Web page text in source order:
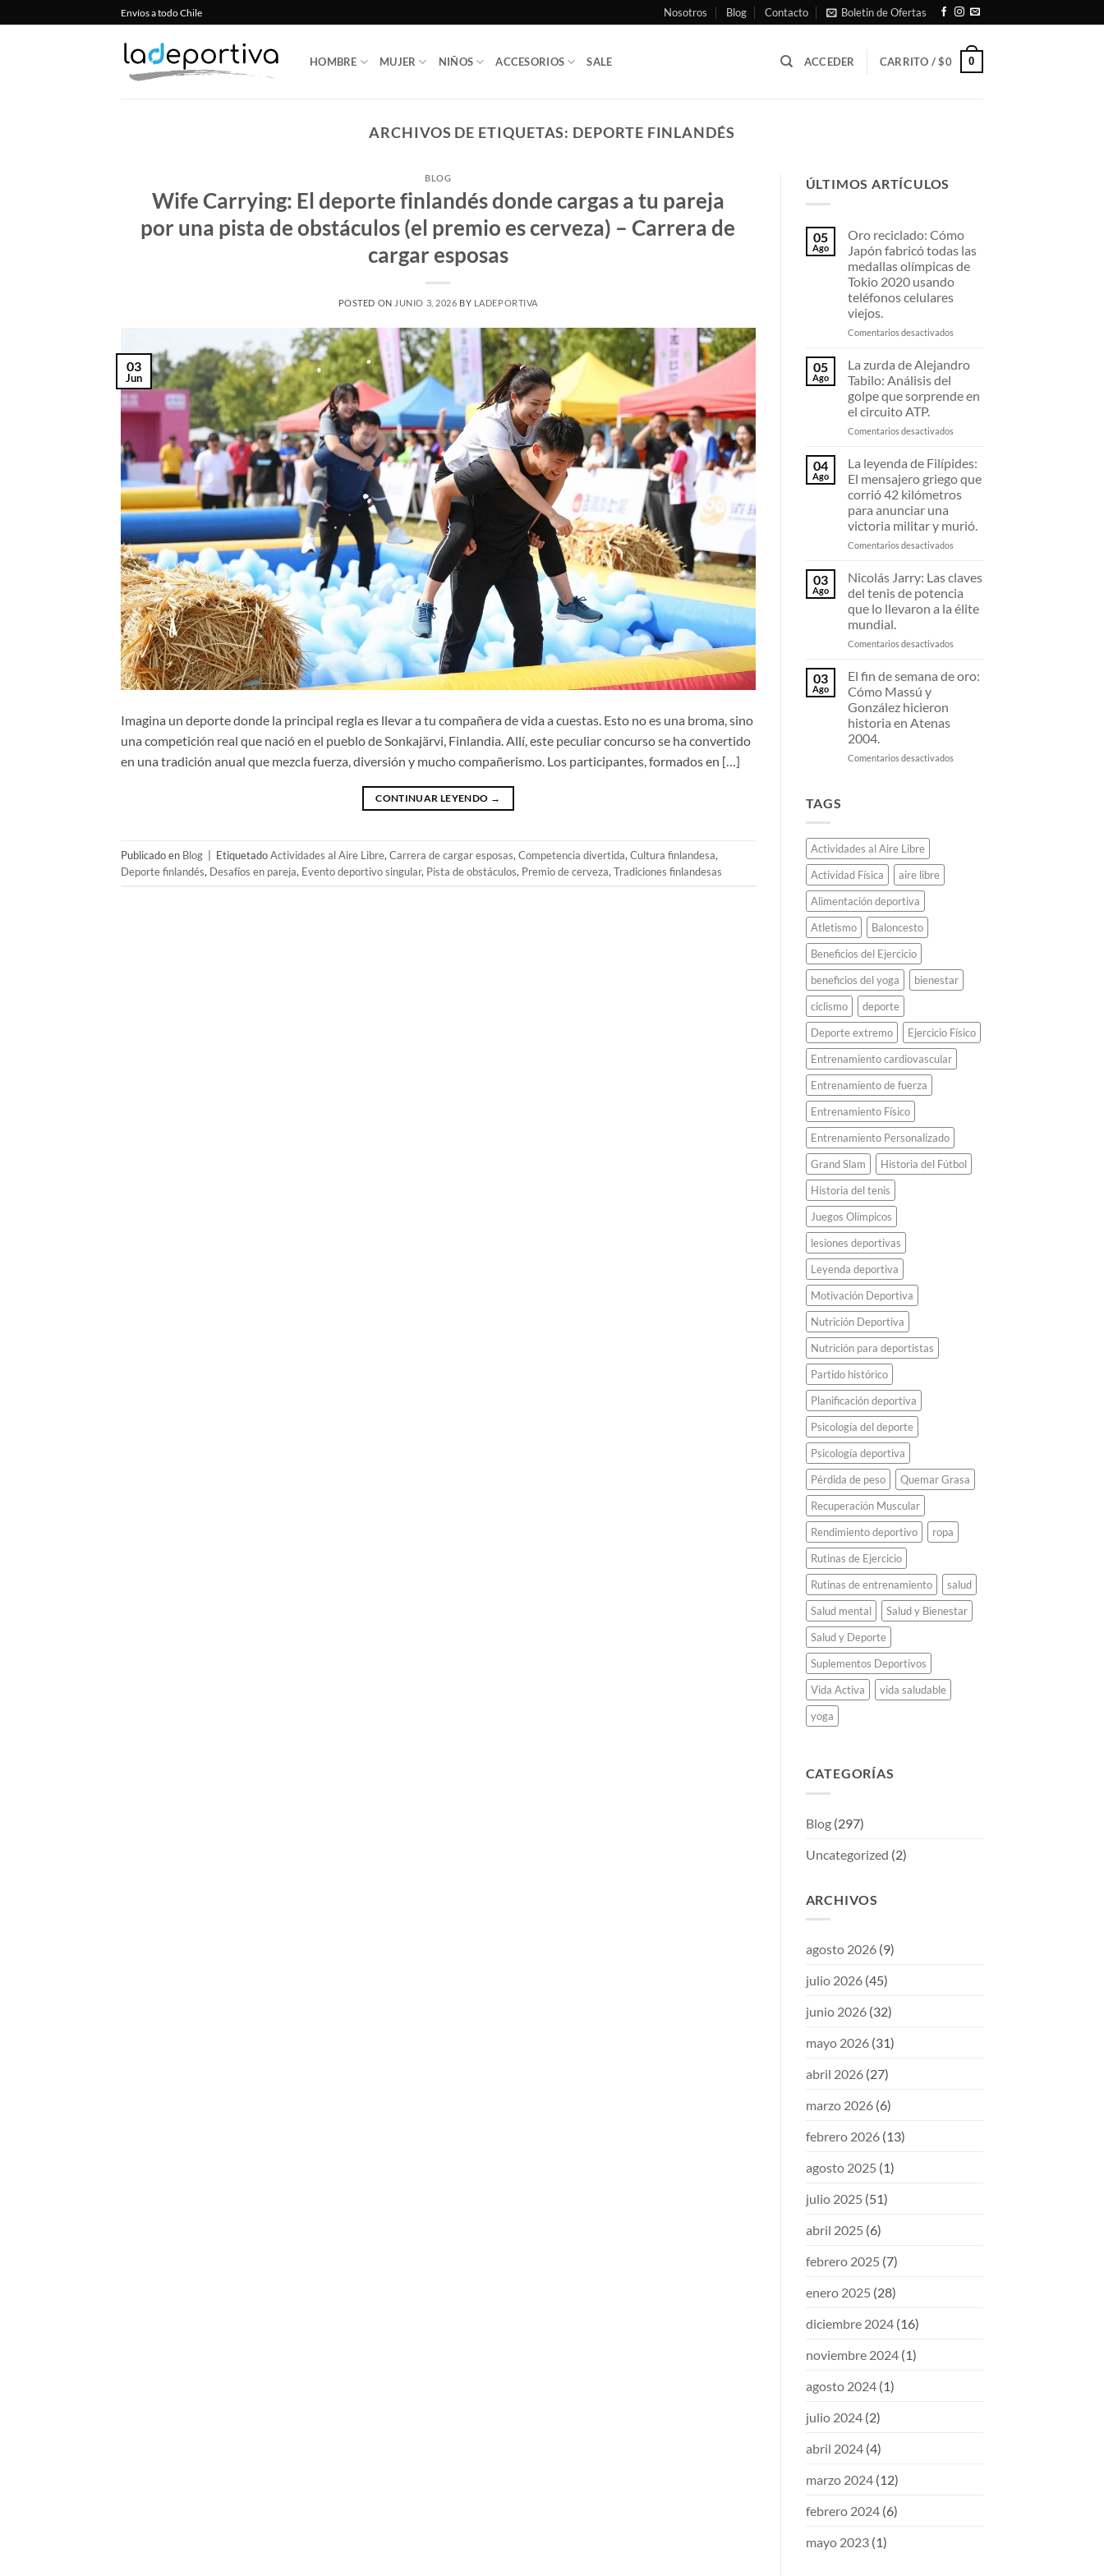
al
Envíos a todo Chile Nosotros Blog Contacto Boletin de Ofertas
HOMBRE MUJER NIÑOS ACCESORIOS SALE ACCEDER CARRITO /$0 0
ARCHIVOS DE ETIQUETAS: DEPORTE FINLANDÉS
BLOG
Wife Carrying: El deporte finlandés donde cargas a tu pareja
por una pista de obstáculos (el premio es cerveza) – Carrera de
cargar esposas
POSTED ON JUNIO 3, 2026 BY LADEPORTIVA
03
Jun
Imagina un deporte donde la principal regla es llevar a tu compañera de vida a cuestas. Esto no es una broma, sino
una competición real que nació en el pueblo de Sonkajärvi, Finlandia. Allí, este peculiar concurso se ha convertido
en una tradición anual que mezcla fuerza, diversión y mucho compañerismo. Los participantes, formados en […]
CONTINUAR LEYENDO →
Publicado en Blog | EtiquetadoActividades al Aire Libre, Carrera de cargar esposas, Competencia divertida, Cultura finlandesa,
Deporte finlandés, Desafíos en pareja, Evento deportivo singular, Pista de obstáculos, Premio de cerveza, Tradiciones finlandesas
ÚLTIMOS ARTÍCULOS
05
Ago
Oro reciclado: Cómo
Japón fabricó todas las
medallas olímpicas de
Tokio 2020 usando
teléfonos celulares
viejos.
Comentarios desactivadosen
reciclado:
Cómo
fabricó
las
olímpicas
de
Tokio
2020
teléfonos
05
Ago
La zurda de Alejandro
Tabilo: Análisis del
golpe que sorprende en
el circuito ATP.
Comentarios desactivadosen
zurda
de
Alejandro
Tabilo:
del
golpe
en
el
circuito
04
Ago
La leyenda de Filípides:
El mensajero griego que
corrió 42 kilómetros
para anunciar una
victoria militar y murió.
Comentarios desactivadosen
leyenda
de
Filípides:
El
griego
42
03
Ago
Nicolás Jarry: Las claves
del tenis de potencia
que lo llevaron a la élite
mundial.
Comentarios desactivadosen
Las
potencia
03
Ago
El fin de semana de oro:
Cómo Massú y
González hicieron
historia en Atenas
2004.
Comentarios desactivadosen
TAGS
Actividades al Aire Libre
Actividad Física
aire libre
Alimentación deportiva
Atletismo
Baloncesto
Beneficios del Ejercicio
beneficios del yoga
bienestar
ciclismo
deporte
Deporte extremo
Ejercicio Físico
Entrenamiento cardiovascular
Entrenamiento de fuerza
Entrenamiento Físico
Entrenamiento Personalizado
Grand Slam
Historia del Fútbol
Historia del tenis
Juegos Olímpicos
lesiones deportivas
Leyenda deportiva
Motivación Deportiva
Nutrición Deportiva
Nutrición para deportistas
Partido histórico
Planificación deportiva
Psicología del deporte
Psicología deportiva
Pérdida de peso
Quemar Grasa
Recuperación Muscular
Rendimiento deportivo
ropa
Rutinas de Ejercicio
Rutinas de entrenamiento
salud
Salud mental
Salud y Bienestar
Salud y Deporte
Suplementos Deportivos
Vida Activa
vida saludable
yoga
CATEGORÍAS
Blog(297)
Uncategorized (2)
ARCHIVOS
agosto 2026(9)
julio 2026(45)
junio 2026(32)
mayo 2026(31)
abril 2026(27)
marzo 2026(6)
febrero 2026(13)
agosto 2025 (1)
julio 2025 (51)
abril 2025 (6)
febrero 2025 (7)
enero 2025 (28)
diciembre 2024(16)
noviembre 2024(1)
agosto 2024(1)
julio 2024(2)
abril 2024(4)
marzo 2024(12)
febrero 2024(6)
mayo 2023(1)